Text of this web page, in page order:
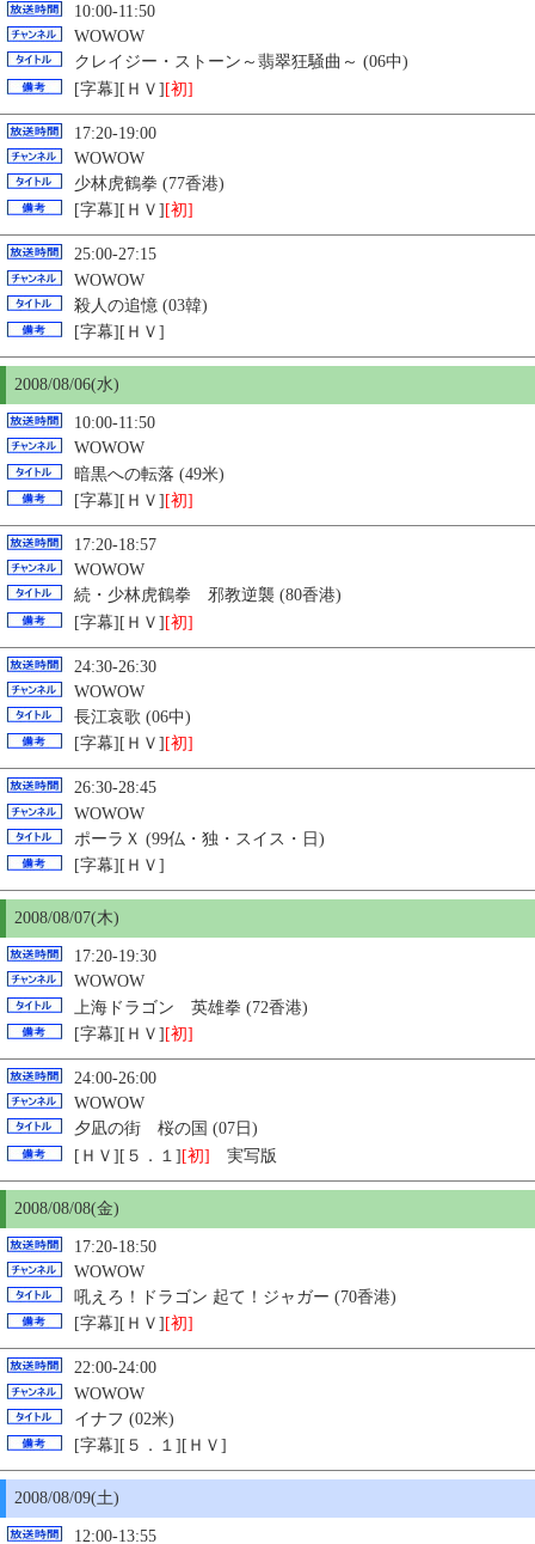
10:00-11:50
WOWOW
クレイジー・ストーン～翡翠狂騒曲～ (06中)
[字幕][ＨＶ][初]
17:20-19:00
WOWOW
少林虎鶴拳 (77香港)
[字幕][ＨＶ] [初]
25:00-27:15
WOWOW
殺人の追憶 (03韓)
[字幕][ＨＶ]
2008/08/06(水)
10:00-11:50
WOWOW
暗黒への転落 (49米)
[字幕][ＨＶ] [初]
17:20-18:57
WOWOW
続・少林虎鶴拳 邪教逆襲 (80香港)
[字幕][ＨＶ][初]
24:30-26:30
WOWOW
長江哀歌 (06中)
[字幕][ＨＶ] [初]
26:30-28:45
WOWOW
ポーラＸ (99仏・独・スイス・日)
[字幕][ＨＶ]
2008/08/07(木)
17:20-19:30
WOWOW
上海ドラゴン 英雄拳 (72香港)
[字幕][ＨＶ] [初]
24:00-26:00
WOWOW
夕凪の街 桜の国 (07日)
[ＨＶ][５．１][初] 実写版
2008/08/08(金)
17:20-18:50
WOWOW
吼えろ！ドラゴン 起て！ジャガー (70香港)
[字幕][ＨＶ] [初]
22:00-24:00
WOWOW
イナフ (02米)
[字幕][５．１][ＨＶ]
2008/08/09(土)
12:00-13:55